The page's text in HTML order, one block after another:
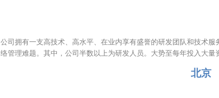
公司拥有一支高技术、高水平、在业内享有盛誉的研发团队和技术
络管理难题。其中，公司半数以上为研发人员。 大势至每年投入大量
北京